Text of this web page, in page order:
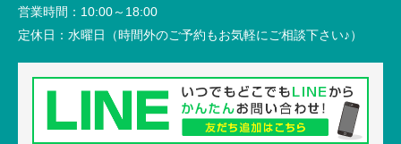
営業時間： 10:00～18:00
定休日： 水曜日（時間外のご予約もお気軽にご相談下さい♪）